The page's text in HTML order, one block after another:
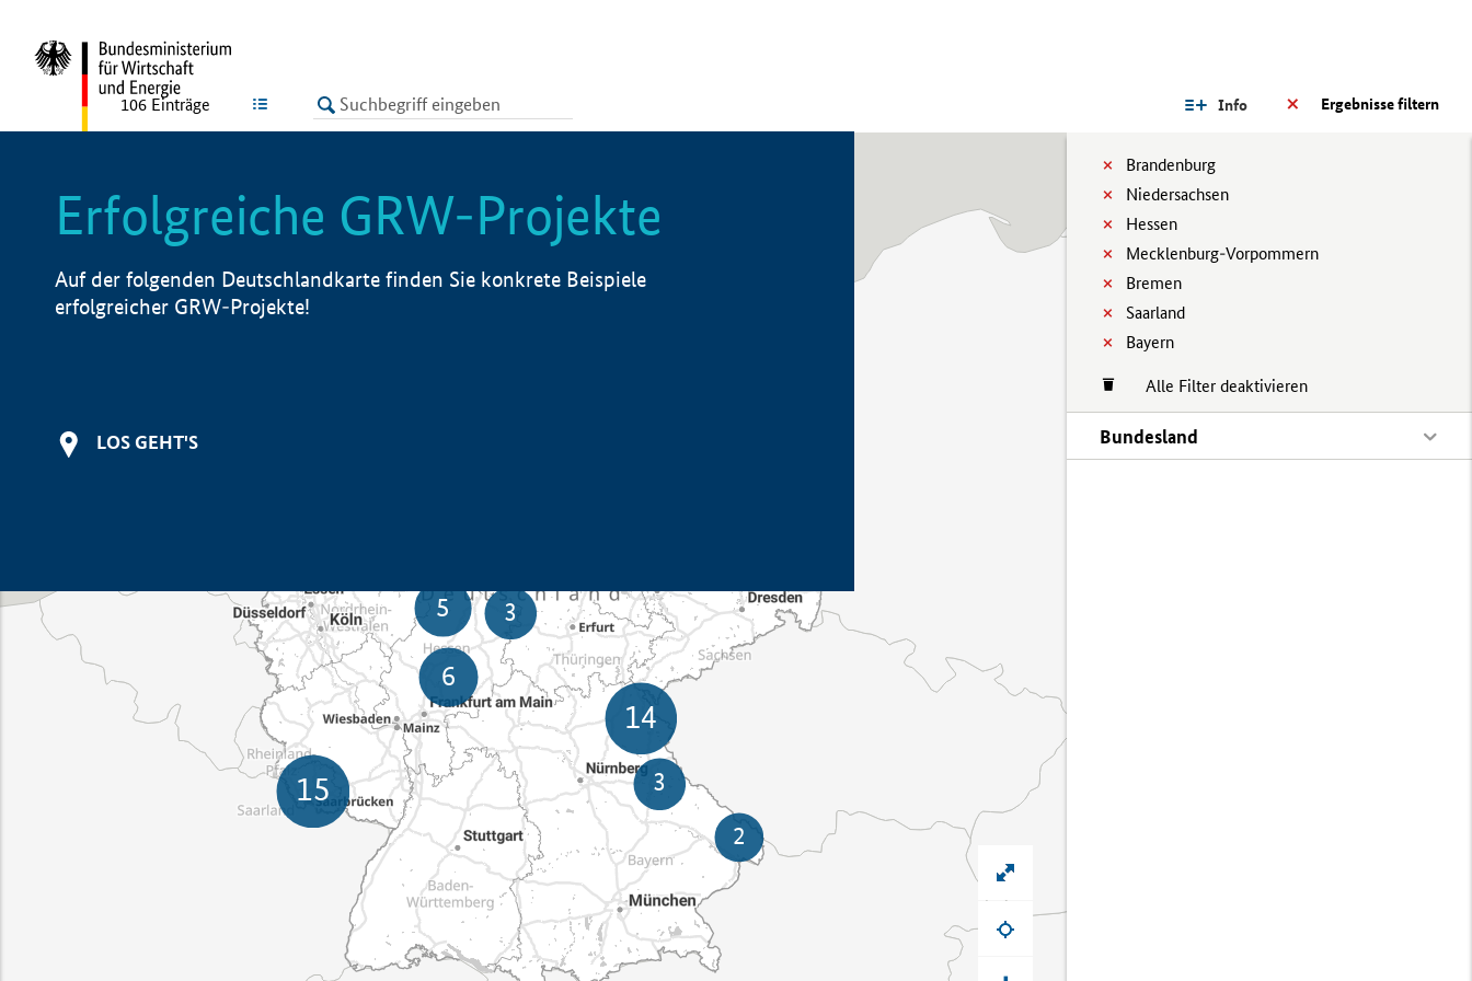
LISTE Ergebnisse filtern
Info
Brandenburg
Niedersachsen
Hessen
Mecklenburg-Vorpommern
Bremen
Saarland
Bayern
Alle Filter deaktivieren
Bundesland
106 Einträge
Erfolgreiche GRW-Projekte
Auf der folgenden Deutschlandkarte finden Sie konkrete Beispiele
erfolgreicher GRW-Projekte!
LOS GEHT'S